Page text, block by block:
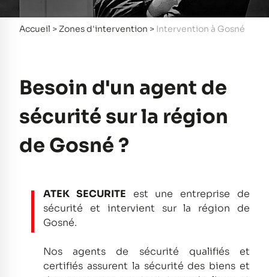
Accueil > Zones d'intervention > Intervention à Gosné
Besoin d'un agent de
sécurité sur la région
de Gosné ?
ATEK SECURITE est une entreprise de
sécurité et intervient sur la région de
Gosné.
Nos agents de sécurité qualifiés et
certifiés assurent la sécurité des biens et